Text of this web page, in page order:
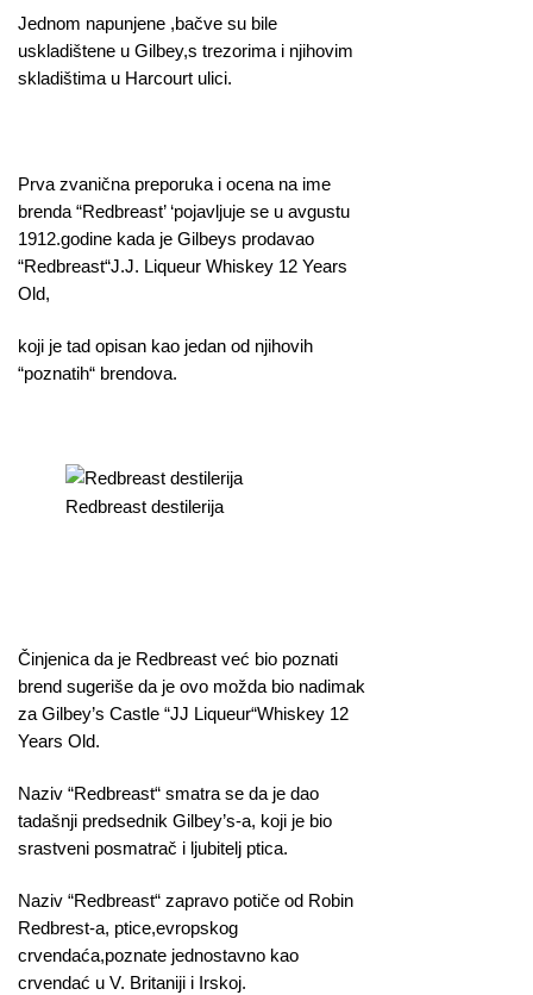
Jednom napunjene ,bačve su bile
uskladištene u Gilbey,s trezorima i njihovim
skladištima u Harcourt ulici.
Prva zvanična preporuka i ocena na ime
brenda “Redbreast’ ‘pojavljuje se u avgustu
1912.godine kada je Gilbeys prodavao
“Redbreast“J.J. Liqueur Whiskey 12 Years
Old,
koji je tad opisan kao jedan od njihovih
“poznatih“ brendova.
Redbreast destilerija
Činjenica da je Redbreast već bio poznati
brend sugeriše da je ovo možda bio nadimak
za Gilbey’s Castle “JJ Liqueur“Whiskey 12
Years Old.
Naziv “Redbreast“ smatra se da je dao
tadašnji predsednik Gilbey’s-a, koji je bio
srastveni posmatrač i ljubitelj ptica.
Naziv “Redbreast“ zapravo potiče od Robin
Redbrest-a, ptice,evropskog
crvendaća,poznate jednostavno kao
crvendać u V. Britaniji i Irskoj.